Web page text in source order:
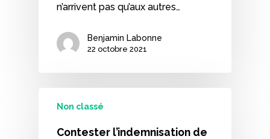
n’arrivent pas qu’aux autres…
Benjamin Labonne
22 octobre 2021
Non classé
Contester l’indemnisation de